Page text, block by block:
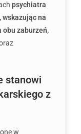
psychiatra
wskazując na
obu zaburzeń,
stanowi
z
w